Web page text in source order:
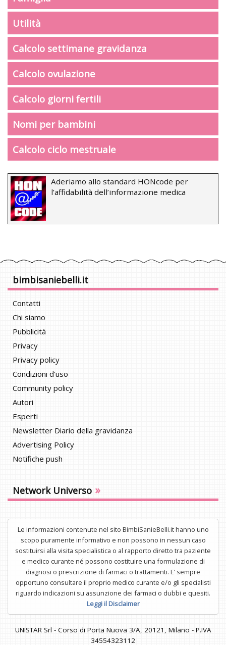
Utilità
Calcolo settimane gravidanza
Calcolo ovulazione
Calcolo giorni fertili
Nomi per bambini
Calcolo ciclo mestruale
Aderiamo allo standard HONcode per
l’affidabilità dell’informazione medica
bimbisaniebelli.it
Contatti
Chi siamo
Pubblicità
Privacy
Privacy policy
Condizioni d'uso
Community policy
Autori
Esperti
Newsletter Diario della gravidanza
Advertising Policy
Notifiche push
Network Universo »
Le informazioni contenute nel sito BimbiSanieBelli.it hanno uno
scopo puramente informativo e non possono in nessun caso
sostituirsi alla visita specialistica o al rapporto diretto tra paziente
e medico curante né possono costituire una formulazione di
diagnosi o prescrizione di farmaci o trattamenti. E’ sempre
opportuno consultare il proprio medico curante e/o gli specialisti
riguardo indicazioni su assunzione dei farmaci o dubbi e quesiti.
Leggi il Disclaimer
UNISTAR Srl - Corso di Porta Nuova 3/A, 20121, Milano - P.IVA
34554323112